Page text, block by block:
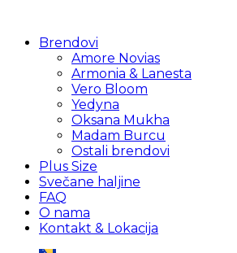
Brendovi
Amore Novias
Armonia & Lanesta
Vero Bloom
Yedyna
Oksana Mukha
Madam Burcu
Ostali brendovi
Plus Size
Svečane haljine
FAQ
O nama
Kontakt & Lokacija